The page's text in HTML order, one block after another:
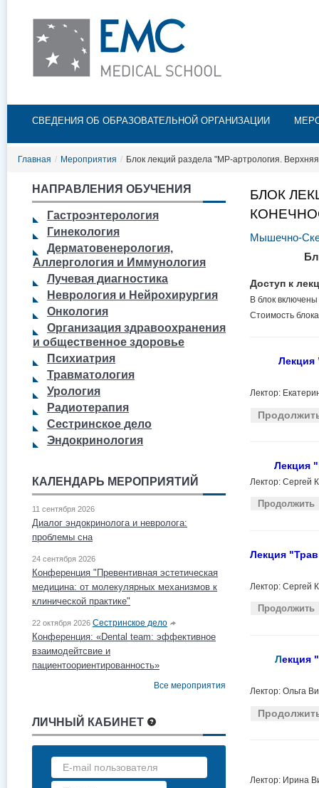
Главное меню
СВЕДЕНИЯ ОБ ОБРАЗОВАТЕЛЬНОЙ ОРГАНИЗАЦИИ
Главная / Мероприятия / Блок лекций раздела "МР-артрология.
НАПРАВЛЕНИЯ ОБУЧЕНИЯ
Гастроэнтерология
Гинекология
Дерматовенерология,
Аллергология и Иммунология
Лучевая диагностика
Неврология и Нейрохирургия
Онкология
Организация здравоохранения
и общественное здоровье
Психиатрия
Травматология
Урология
Радиотерапия
Сестринское дело
Эндокринология
КАЛЕНДАРЬ МЕРОПРИЯТИЙ
11 сентября 2026
Диалог эндокринолога и невролога:
проблемы сна
24 сентября 2026
Конференция "Превентивная эстетическая
медицина: от молекулярных механизмов к
клинической практике"
22 октября 2026 Сестринское дело
Конференция: «Dental team: эффективное
взаимодейтсвие и
пациентоориентированность»
Все мероприятия
ЛИЧНЫЙ КАБИНЕТ
БЛОК
Мышечно-
Доступ к
В блок
Стоимость
Лекция
Лектор:
Лекция
Лектор: Сергей
Продолжить
Лекция
Лектор: Сергей
Продолжить
Лекция
Лектор: Ольга
Лектор: Ирина